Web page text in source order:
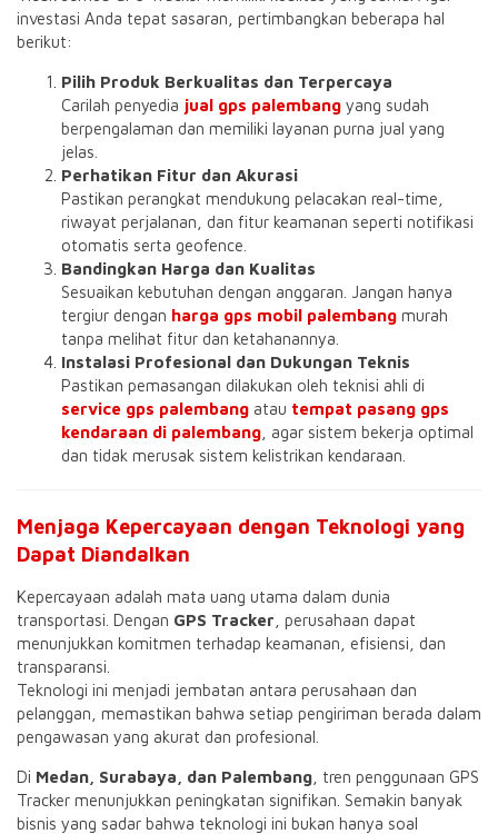
investasi Anda tepat sasaran, pertimbangkan beberapa hal
berikut:
Pilih Produk Berkualitas dan Terpercaya
Carilah penyedia jual gps palembang yang sudah
berpengalaman dan memiliki layanan purna jual yang
jelas.
Perhatikan Fitur dan Akurasi
Pastikan perangkat mendukung pelacakan real-time,
riwayat perjalanan, dan fitur keamanan seperti notifikasi
otomatis serta geofence.
Bandingkan Harga dan Kualitas
Sesuaikan kebutuhan dengan anggaran. Jangan hanya
tergiur dengan harga gps mobil palembang murah
tanpa melihat fitur dan ketahanannya.
Instalasi Profesional dan Dukungan Teknis
Pastikan pemasangan dilakukan oleh teknisi ahli di
service gps palembang atau tempat pasang gps
kendaraan di palembang , agar sistem bekerja optimal
dan tidak merusak sistem kelistrikan kendaraan.
Menjaga Kepercayaan dengan Teknologi yang
Dapat Diandalkan
Kepercayaan adalah mata uang utama dalam dunia
transportasi. Dengan GPS Tracker , perusahaan dapat
menunjukkan komitmen terhadap keamanan, efisiensi, dan
transparansi.
Teknologi ini menjadi jembatan antara perusahaan dan
pelanggan, memastikan bahwa setiap pengiriman berada dalam
pengawasan yang akurat dan profesional.
Di Medan, Surabaya, dan Palembang , tren penggunaan GPS
Tracker menunjukkan peningkatan signifikan. Semakin banyak
bisnis yang sadar bahwa teknologi ini bukan hanya soal